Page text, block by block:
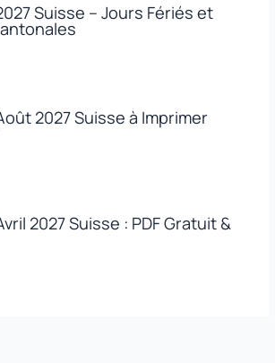
Suisse – Jours Fériés et
2027 Suisse à Imprimer
2027 Suisse : PDF Gratuit &